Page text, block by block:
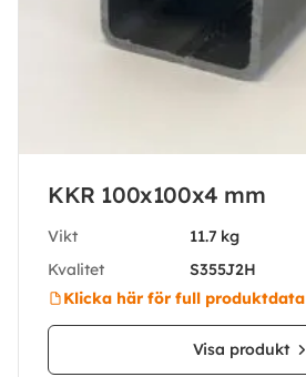
KKR 100x100x4 mm
Vikt
11.7 kg
Kvalitet
S355J2H
Klicka här för full produktdata
Visa produkt